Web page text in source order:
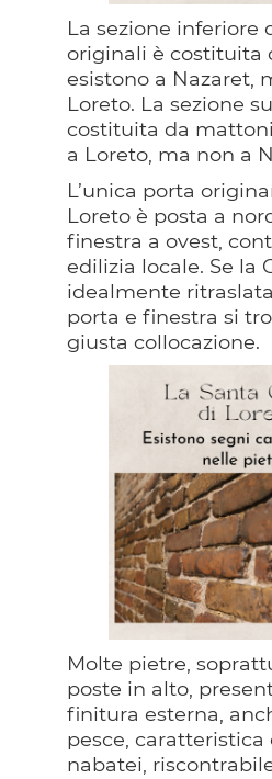
La sezione inferiore
originali è costituita
esistono a Nazaret,
Loreto. La sezione
costituita da
a Loreto, ma non a
L’unica porta
Loreto è posta a
finestra a ovest,
edilizia locale. Se la
idealmente
porta e finestra si
giusta collocazione.
Molte pietre,
poste in alto,
finitura esterna,
pesce,
nabatei,